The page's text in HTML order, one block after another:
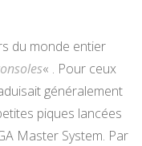
du monde entier
« . Pour ceux
généralement
piques lancées
Master System. Par